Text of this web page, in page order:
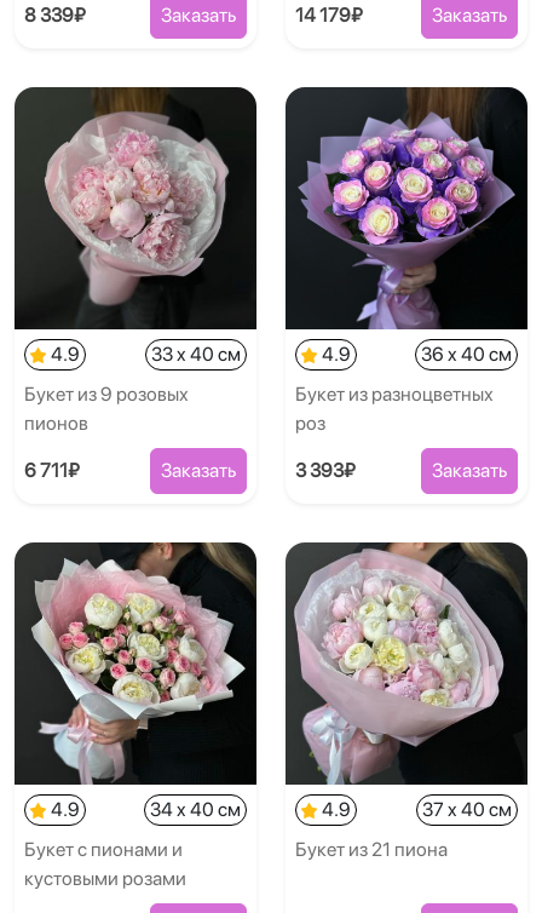
8 339₽ Заказать 14 179₽ Заказать
4.9
33 x 40 см
Букет из 9 розовых
пионов
6 711₽ Заказать
4.9
36 x 40 см
Букет из разноцветных
роз
3 393₽ Заказать
4.9
34 x 40 см
Букет с пионами и
кустовыми розами
4.9
37 x 40 см
Букет из 21 пиона